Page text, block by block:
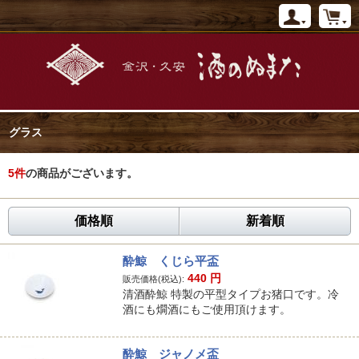
グラス
5件の商品がございます。
価格順 新着順
酔鯨 くじら平盃
販売価格(税込): 440 円
清酒酔鯨 特製の平型タイプお猪口です。冷
酒にも燗酒にもご使用頂けます。
酔鯨 ジャノメ盃